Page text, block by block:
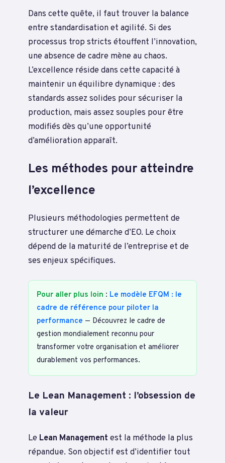
Dans cette quête, il faut trouver la balance
entre standardisation et agilité. Si des
processus trop stricts étouffent l’innovation,
une absence de cadre mène au chaos.
L’excellence réside dans cette capacité à
maintenir un équilibre dynamique : des
standards assez solides pour sécuriser la
production, mais assez souples pour être
modifiés dès qu’une opportunité
d’amélioration apparaît.
Les méthodes pour atteindre
l’excellence
Plusieurs méthodologies permettent de
structurer une démarche d’EO. Le choix
dépend de la maturité de l’entreprise et de
ses enjeux spécifiques.
Pour aller plus loin : Le modèle EFQM : le
cadre de référence pour piloter la
performance — Découvrez le cadre de
gestion mondialement reconnu pour
transformer votre organisation et améliorer
durablement vos performances.
Le Lean Management : l’obsession de
la valeur
Le Lean Management est la méthode la plus
répandue. Son objectif est d’identifier tout